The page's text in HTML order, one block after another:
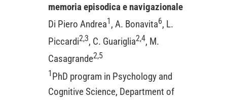
memoria episodica e navigazionale
Di Piero Andrea1 , A. Bonavita6, L.
Piccardi2,3, C. Guariglia2,4, M.
Casagrande2,5
1 PhD program in Psychology and
Cognitive Science, Department of